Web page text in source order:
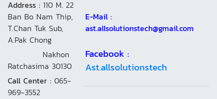
Address : 110 M. 22
Ban Bo Nam Thip,
T.Chan Tuk Sub,
A.Pak Chong
E-Mail :
ast.allsolutionstech@gmail.com
Nakhon
Ratchasima 30130
Facebook :
Ast.allsolutionstech
Call Center : 065-
969-3552